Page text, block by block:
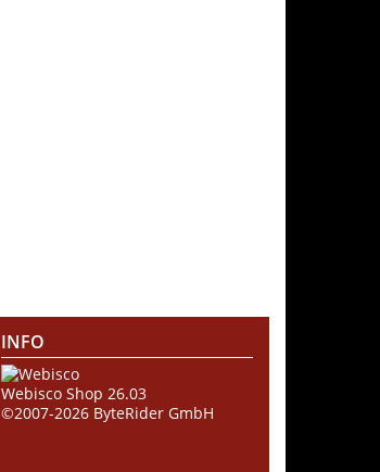
INFO
Webisco Shop 26.03
©2007-2026 ByteRider GmbH